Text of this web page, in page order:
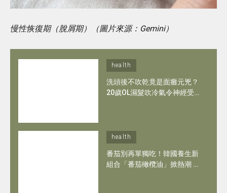
慢性恢復期（脫屑期）（圖片來源：Gemini）
health
洗頭後不吹乾竟是面癱元兇？
20歲OL濕髮吹冷氣令神經受
health
番茄別再單獨吃！韓國養生新
組合「番茄橄欖油」掀熱潮 抗